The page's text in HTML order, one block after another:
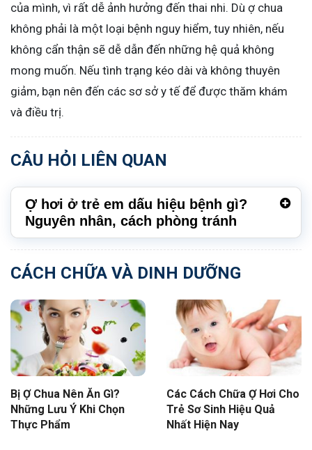
của mình, vì rất dễ ảnh hưởng đến thai nhi. Dù ợ chua
không phải là một loại bệnh nguy hiểm, tuy nhiên, nếu
không cẩn thận sẽ dễ dẫn đến những hệ quả không
mong muốn. Nếu tình trạng kéo dài và không thuyên
giảm, bạn nên đến các sơ sở y tế để được thăm khám
và điều trị.
CÂU HỎI LIÊN QUAN
Ợ hơi ở trẻ em dấu hiệu bệnh gì?
Nguyên nhân, cách phòng tránh
CÁCH CHỮA VÀ DINH DƯỠNG
Bị Ợ Chua Nên Ăn Gì?
Những Lưu Ý Khi Chọn
Thực Phẩm
Các Cách Chữa Ợ Hơi Cho
Trẻ Sơ Sinh Hiệu Quả
Nhất Hiện Nay